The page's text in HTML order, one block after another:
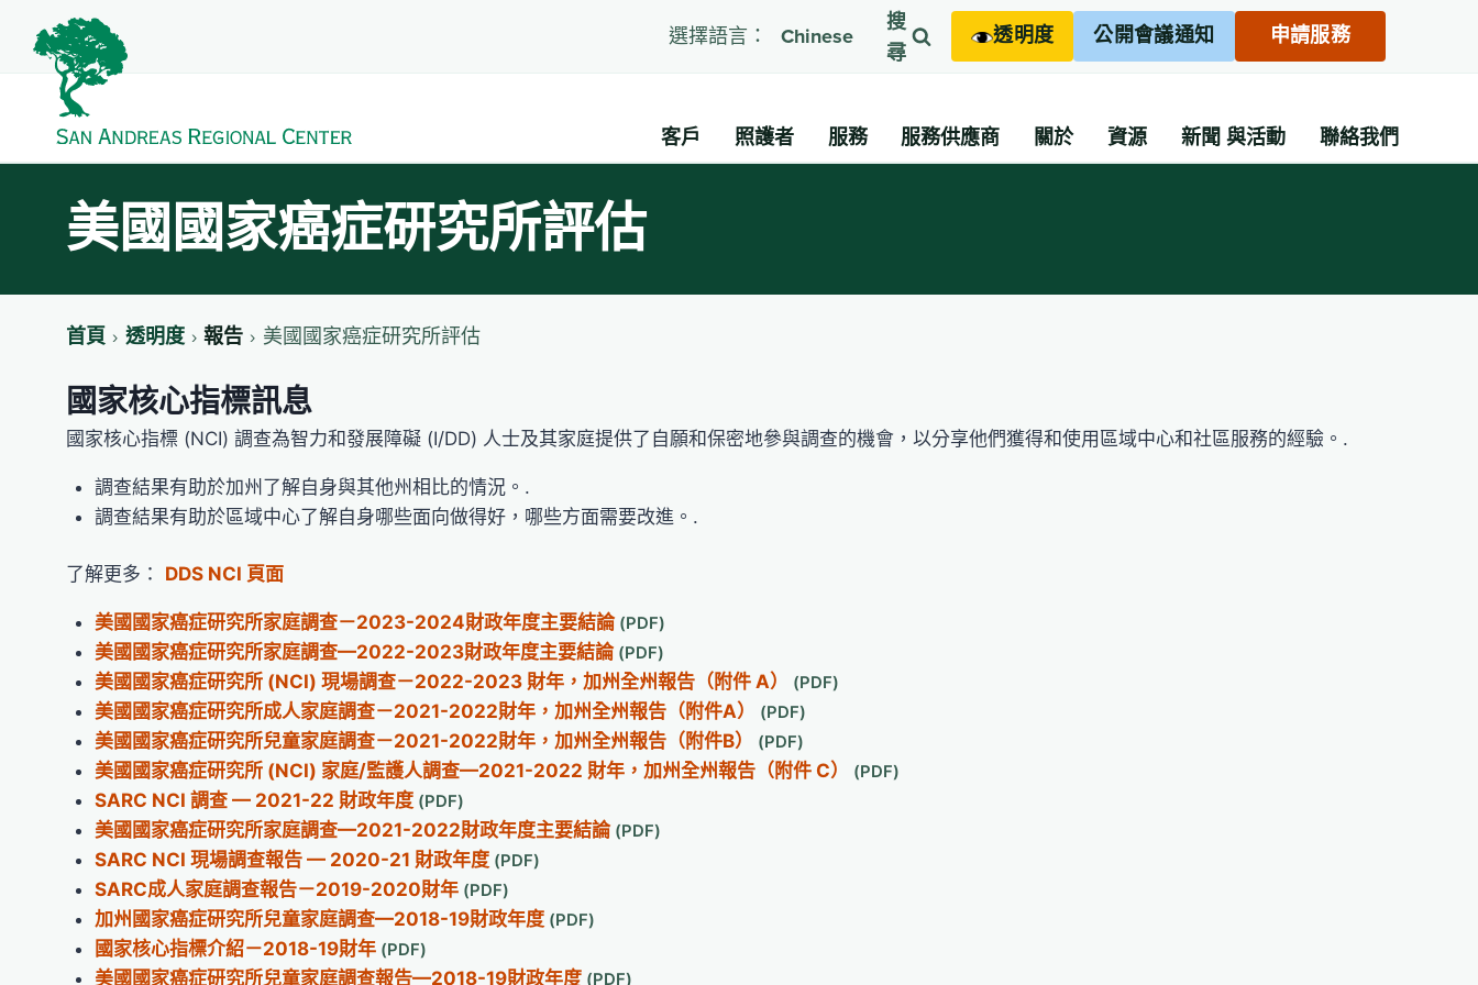
選擇語言： Chinese
搜
尋
透明度 公開會議通知 申請服務
客戶 照護者 服務 服務供應商 關於 資源 新聞 與活動 聯絡我們
美國國家癌症研究所評估
首頁 透明度 報告 美國國家癌症研究所評估
國家核心指標訊息
國家核心指標 (NCI) 調查為智力和發展障礙 (I/DD) 人士及其家庭提供了自願和保密地參與調查的機會，以分享他們獲得和使用區域中心和社區服務的經驗。.
調查結果有助於加州了解自身與其他州相比的情況。.
調查結果有助於區域中心了解自身哪些面向做得好，哪些方面需要改進。.
了解更多： DDS NCI 頁面
美國國家癌症研究所家庭調查－2023-2024財政年度主要結論
美國國家癌症研究所家庭調查—2022-2023財政年度主要結論
美國國家癌症研究所 (NCI) 現場調查－2022-2023 財年，加州全州報告（附件 A）
美國國家癌症研究所成人家庭調查－2021-2022財年，加州全州報告（附件A）
美國國家癌症研究所兒童家庭調查－2021-2022財年，加州全州報告（附件B）
美國國家癌症研究所 (NCI) 家庭/監護人調查—2021-2022 財年，加州全州報告（附件 C）
SARC NCI 調查 — 2021-22 財政年度
美國國家癌症研究所家庭調查—2021-2022財政年度主要結論
SARC NCI 現場調查報告 — 2020-21 財政年度
SARC成人家庭調查報告－2019-2020財年
加州國家癌症研究所兒童家庭調查—2018-19財政年度
國家核心指標介紹－2018-19財年
美國國家癌症研究所兒童家庭調查報告—2018-19財政年度